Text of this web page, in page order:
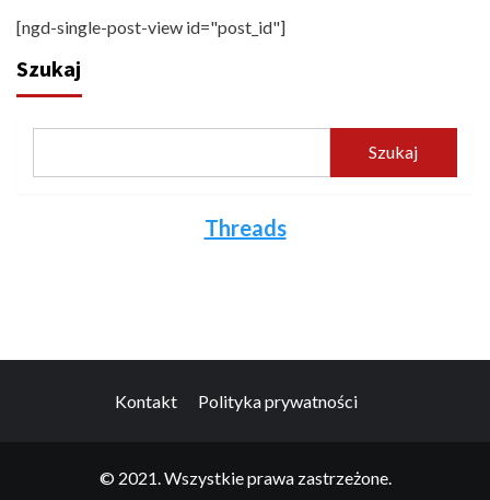
[ngd-single-post-view id="post_id"]
Szukaj
Szukaj
Threads
Kontakt Polityka prywatności
© 2021. Wszystkie prawa zastrzeżone.